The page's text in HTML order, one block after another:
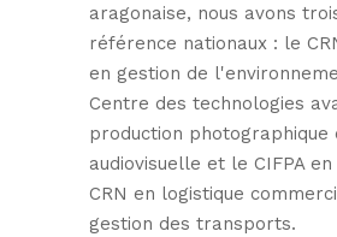
aragonaise, nous avons
référence nationaux : le
en gestion de
Centre des technologies
production photographique
audiovisuelle et le CIFPA
CRN en logistique
gestion des transports.